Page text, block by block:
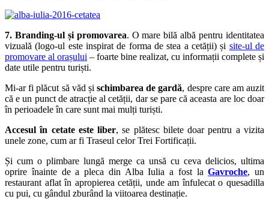
7. Branding-ul și promovarea. O mare bilă albă pentru identitatea
vizuală (logo-ul este inspirat de forma de stea a cetății) și site-ul de
promovare al orașului – foarte bine realizat, cu informații complete și
date utile pentru turiști.
Mi-ar fi plăcut să văd și schimbarea de gardă, despre care am auzit
că e un punct de atracție al cetății, dar se pare că aceasta are loc doar
în perioadele în care sunt mai mulți turiști.
Accesul în cetate este liber, se plătesc bilete doar pentru a vizita
unele zone, cum ar fi Traseul celor Trei Fortificații.
Și cum o plimbare lungă merge ca unsă cu ceva delicios, ultima
oprire înainte de a pleca din Alba Iulia a fost la Gavroche, un
restaurant aflat în apropierea cetății, unde am înfulecat o quesadilla
cu pui, cu gândul zburând la viitoarea destinație.